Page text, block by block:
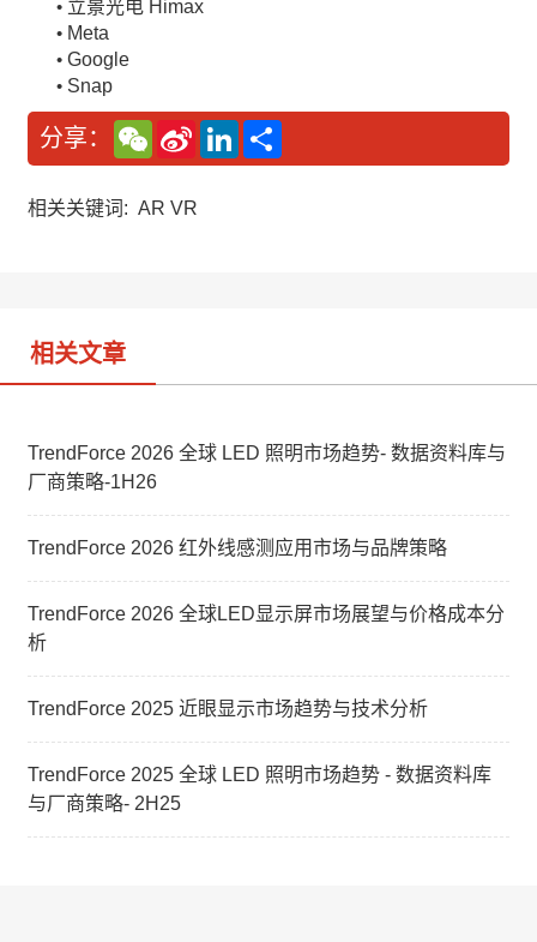
• 立景光电 Himax
• Meta
• Google
• Snap
分享：
W
e
C
a
S
n
W
L
n
相关关键词: AR VR
相关文章
TrendForce 2026 全球 LED 照明市场趋势- 数据资料库与
厂商策略-1H26
TrendForce 2026 红外线感测应用市场与品牌策略
TrendForce 2026 全球LED显示屏市场展望与价格成本分
析
TrendForce 2025 近眼显示市场趋势与技术分析
TrendForce 2025 全球 LED 照明市场趋势 - 数据资料库
与厂商策略- 2H25